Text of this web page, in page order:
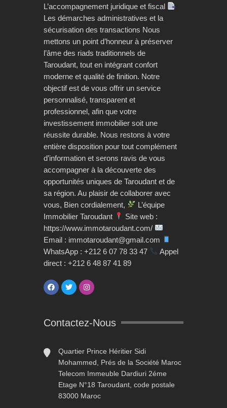
L’accompagnement juridique et fiscal
Les démarches administratives et la
sécurisation des transactions Nous
mettons un point d’honneur à préserver
l’âme des riads traditionnels de
Taroudant, tout en intégrant confort
moderne et qualité de finition. Notre
objectif est de vous offrir un service
personnalisé, transparent et
professionnel, afin que votre
investissement immobilier soit une
réussite durable. Nous restons à votre
entière disposition pour tout complément
d’information et serons ravis de vous
accompagner à la découverte des
opportunités uniques de Taroudant et de
sa région. Au plaisir de collaborer avec
vous, Bien cordialement,
L’équipe
Immobilier Taroudant
Site web :
https://www.immotaroudant.com/
Email : immotaroudant@gmail.com
WhatsApp : +212 6 07 78 33 47
Appel
direct : +212 6 48 87 41 89
Contactez-Nous
Quartier Prince Héritier Sidi
Mohammed, Prés de la Société Maroc
Telecom Immeuble Dardiuri 2éme
Etage N°18 Taroudant, code postale
83000 Maroc